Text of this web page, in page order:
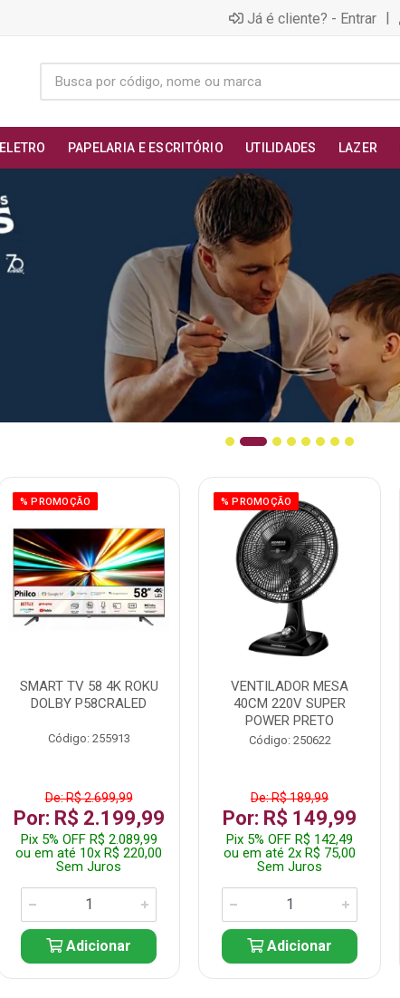
Já é cliente? - Entrar |
ELETRO PAPELARIA E ESCRITÓRIO UTILIDADES LAZER
% PROMOÇÃO
SMART TV 58 4K ROKU
DOLBY P58CRALED
Código: 255913
De: R$ 2.699,99
Por: R$ 2.199,99
Pix 5% OFF R$ 2.089,99
ou em até 10x R$ 220,00
Sem Juros
Adicionar
% PROMOÇÃO
VENTILADOR MESA
40CM 220V SUPER
POWER PRETO
Código: 250622
De: R$ 189,99
Por: R$ 149,99
Pix 5% OFF R$ 142,49
ou em até 2x R$ 75,00
Sem Juros
Adicionar